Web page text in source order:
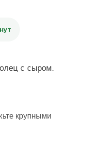
с сыром.
крупными